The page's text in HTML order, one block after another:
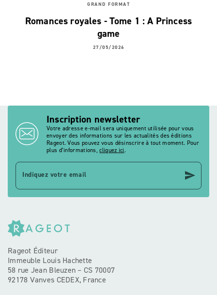
GRAND FORMAT
Romances royales - Tome 1 : A Princess
game
27/05/2026
Inscription newsletter
Votre adresse e-mail sera uniquement utilisée pour vous
envoyer des informations sur les actualités des éditions
Rageot. Vous pouvez vous désinscrire à tout moment. Pour
plus d’informations,cliquez ici.
Indiquez votre email send
Rageot Éditeur
Immeuble Louis Hachette
58 rue Jean Bleuzen – CS 70007
92178 Vanves CEDEX, France